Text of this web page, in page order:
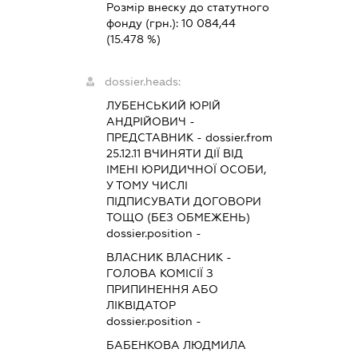
Розмір внеску до статутного
фонду (грн.): 10 084,44
(15.478 %)
dossier.heads:
ЛУБЕНСЬКИЙ ЮРІЙ
АНДРІЙОВИЧ -
ПРЕДСТАВНИК - dossier.from
25.12.11 ВЧИНЯТИ ДІЇ ВІД
ІМЕНІ ЮРИДИЧНОЇ ОСОБИ,
У ТОМУ ЧИСЛІ
ПІДПИСУВАТИ ДОГОВОРИ
ТОЩО (БЕЗ ОБМЕЖЕНЬ)
dossier.position -
ВЛАСНИК ВЛАСНИК -
ГОЛОВА КОМІСІЇ З
ПРИПИНЕННЯ АБО
ЛІКВІДАТОР
dossier.position -
БАБЕНКОВА ЛЮДМИЛА